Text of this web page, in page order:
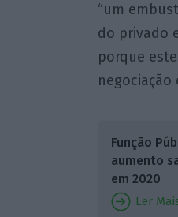
“um
do privado
porque
negociação
Função
aumento
em 2020
Ler